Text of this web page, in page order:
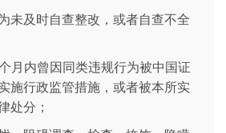
未及时自查整改，或者自查不全
个月内曾因同类违规行为被中国证
施行政监管措施，或者被本所实
处分；